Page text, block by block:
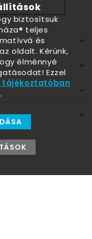
biztosítsuk
teljes
és
oldalt. Kérünk,
élménnyé
Ezzel
tájékoztatóban